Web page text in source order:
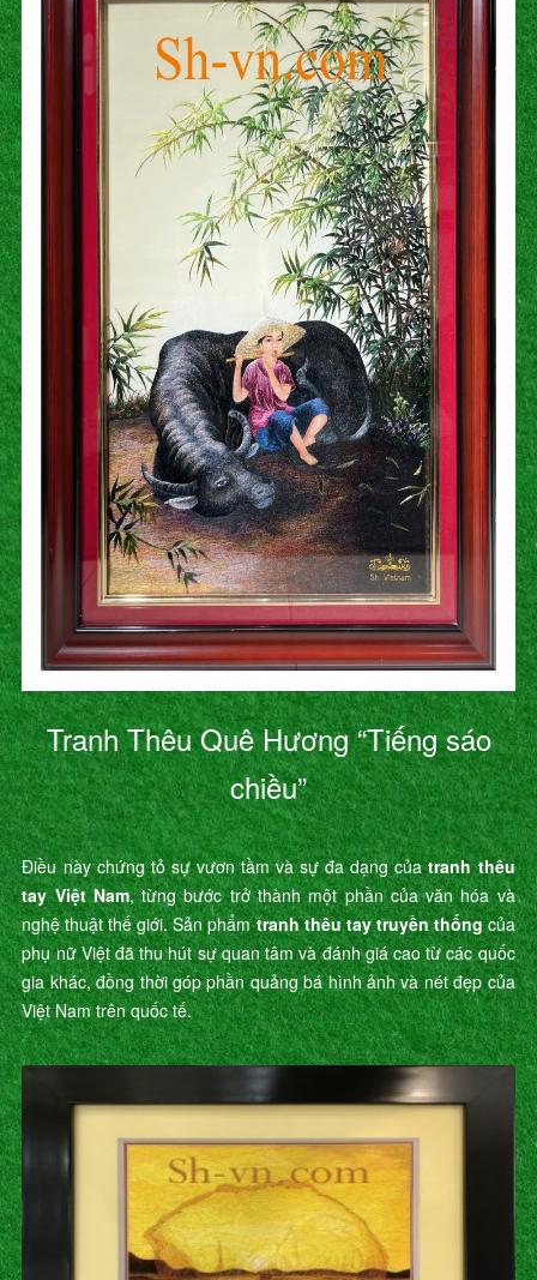
Tranh Thêu Quê Hương “Tiếng sáo
chiều”
Điều này chứng tỏ sự vươn tầm và sự đa dạng củatranh thêu
tay Việt Nam, từng bước trở thành một phần của văn hóa và
nghệ thuật thế giới. Sản phẩmtranh thêu tay truyền thốngcủa
phụ nữ Việt đã thu hút sự quan tâm và đánh giá cao từ các quốc
gia khác, đồng thời góp phần quảng bá hình ảnh và nét đẹp của
Việt Nam trên quốc tế.